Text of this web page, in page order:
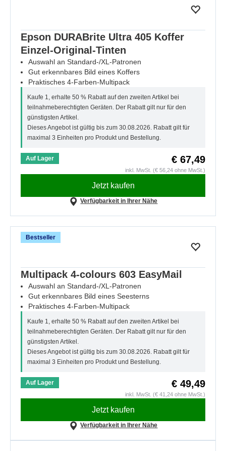
Epson DURABrite Ultra 405 Koffer
Einzel-Original-Tinten
Auswahl an Standard-/XL-Patronen
Gut erkennbares Bild eines Koffers
Praktisches 4-Farben-Multipack
Kaufe 1, erhalte 50 % Rabatt auf den zweiten Artikel bei
teilnahmeberechtigten Geräten. Der Rabatt gilt nur für den
günstigsten Artikel.
Dieses Angebot ist gültig bis zum 30.08.2026. Rabatt gilt für
maximal 3 Einheiten pro Produkt und Bestellung.
Auf Lager € 67,49
inkl. MwSt. (€ 56,24 ohne MwSt.)
Jetzt kaufen
Verfügbarkeit in Ihrer Nähe
Bestseller
Multipack 4-colours 603 EasyMail
Auswahl an Standard-/XL-Patronen
Gut erkennbares Bild eines Seesterns
Praktisches 4-Farben-Multipack
Kaufe 1, erhalte 50 % Rabatt auf den zweiten Artikel bei
teilnahmeberechtigten Geräten. Der Rabatt gilt nur für den
günstigsten Artikel.
Dieses Angebot ist gültig bis zum 30.08.2026. Rabatt gilt für
maximal 3 Einheiten pro Produkt und Bestellung.
Auf Lager € 49,49
inkl. MwSt. (€ 41,24 ohne MwSt.)
Jetzt kaufen
Verfügbarkeit in Ihrer Nähe